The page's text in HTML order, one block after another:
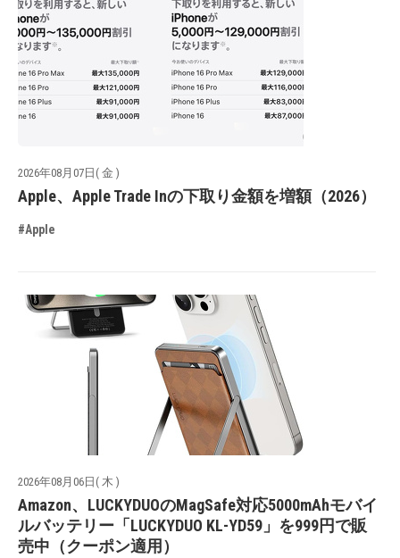
2026年08月07日( 金 )
Apple、Apple Trade Inの下取り金額を増額（2026）
#Apple
2026年08月06日( 木 )
Amazon、LUCKYDUOのMagSafe対応5000mAhモバイ
ルバッテリー「LUCKYDUO KL-YD59」を999円で販
売中（クーポン適用）